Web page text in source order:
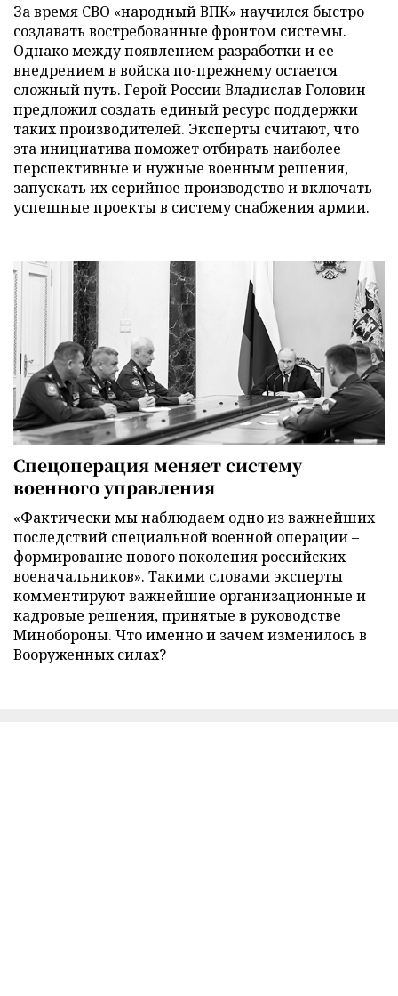
За время СВО «народный ВПК» научился быстро
создавать востребованные фронтом системы.
Однако между появлением разработки и ее
внедрением в войска по-прежнему остается
сложный путь. Герой России Владислав Головин
предложил создать единый ресурс поддержки
таких производителей. Эксперты считают, что
эта инициатива поможет отбирать наиболее
перспективные и нужные военным решения,
запускать их серийное производство и включать
успешные проекты в систему снабжения армии.
Спецоперация меняет систему
военного управления
«Фактически мы наблюдаем одно из важнейших
последствий специальной военной операции –
формирование нового поколения российских
военачальников». Такими словами эксперты
комментируют важнейшие организационные и
кадровые решения, принятые в руководстве
Минобороны. Что именно и зачем изменилось в
Вооруженных силах?